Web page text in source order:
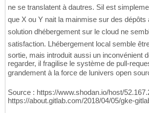
ne se translatent à dautres. Sil est
que X ou Y nait la mainmise sur des
solution dhébergement sur le cloud ne
satisfaction. Lhébergement local semble
sortie, mais introduit aussi un inconvénient
regarder, il fragilise le système de pull-
grandement à la force de lunivers open
Source : https://www.shodan.io/host/
https://about.gitlab.com/2018/04/05/gke-